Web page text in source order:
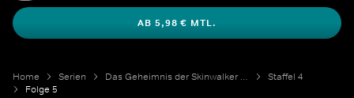
AB 5,98 € MTL.
Home Serien Das Geheimnis der Skinwalker Ranch
Staffel 4
Folge 5